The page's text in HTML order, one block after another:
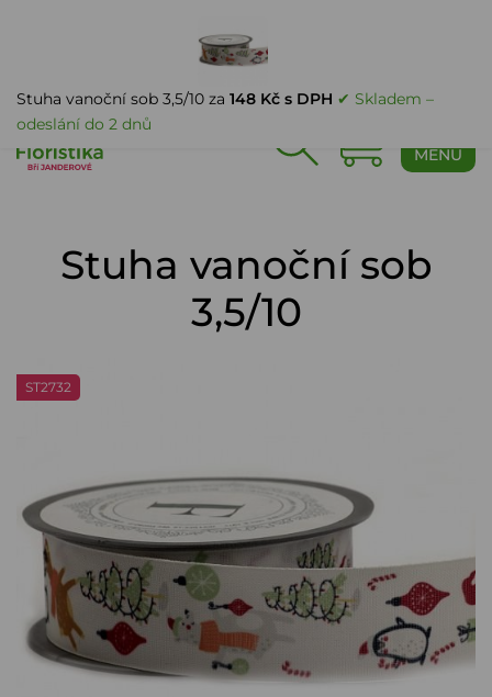
MENU
Stuha vanoční sob
3,5/10
ST2732
Stuha vanoční sob 3,5/10 za 148 Kč s DPH ✔ Skladem –
odeslání do 2 dnů